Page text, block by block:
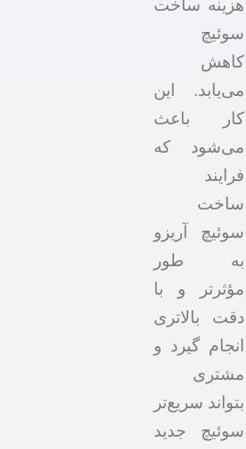
هزینه ساخت
سوئیچ
کاهش
می‌یابد. این
کار باعث
می‌شود که
فرایند
ساخت
سوئیچ آریزو
به طور
مؤثرتر و با
دقت بالاتری
انجام گیرد و
مشتری
بتواند سریع‌تر
سوئیچ جدید